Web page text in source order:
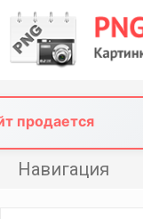
content
продается
Навигация